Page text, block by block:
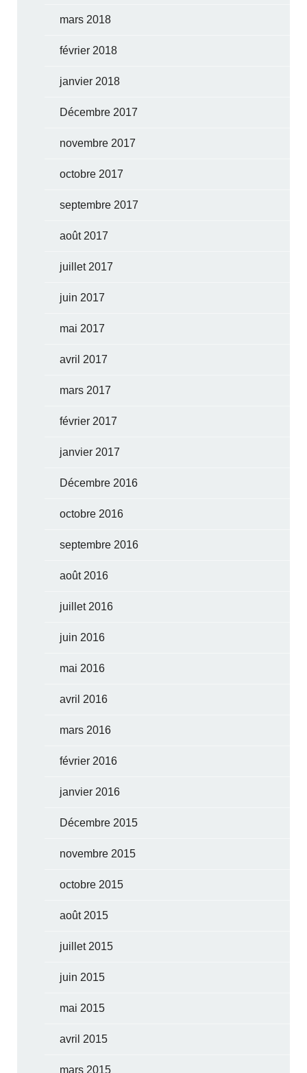
mars 2018
février 2018
janvier 2018
Décembre 2017
novembre 2017
octobre 2017
septembre 2017
août 2017
juillet 2017
juin 2017
mai 2017
avril 2017
mars 2017
février 2017
janvier 2017
Décembre 2016
octobre 2016
septembre 2016
août 2016
juillet 2016
juin 2016
mai 2016
avril 2016
mars 2016
février 2016
janvier 2016
Décembre 2015
novembre 2015
octobre 2015
août 2015
juillet 2015
juin 2015
mai 2015
avril 2015
mars 2015